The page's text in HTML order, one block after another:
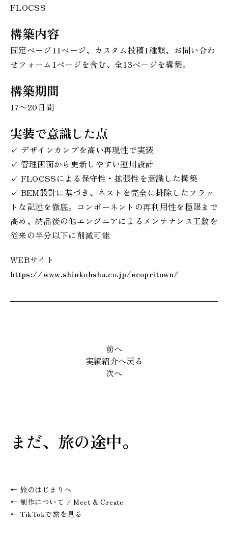
FLOCSS
構築内容
固定ページ11ページ、カスタム投稿1種類、お問い合わ
せフォーム1ページを含む、全13ページを構築。
構築期間
17〜20日間
実装で意識した点
✓ デザインカンプを高い再現性で実装
✓ 管理画面から更新しやすい運用設計
✓ FLOCSSによる保守性・拡張性を意識した構築
✓ BEM設計に基づき、ネストを完全に排除したフラッ
トな記述を徹底。コンポーネントの再利用性を極限まで
高め、納品後の他エンジニアによるメンテナンス工数を
従来の半分以下に削減可能
WEBサイト
https://www.shinkohsha.co.jp/ecopritown/
前へ
実績紹介へ戻る
次へ
まだ、旅の途中。
← 旅のはじまりへ
← 制作について / Meet & Create
← TikTokで旅を見る